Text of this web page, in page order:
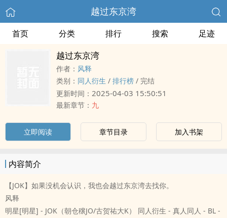
越过东京湾
首页 分类 排行 搜索 足迹
越过东京湾
作者： 风释
类别： ‍‎同‌人‍‌‎衍生 / 排行榜 / 完结
更新时间： 2025-04-03 15:50:51
最新章节： 九
立即阅读 章节目录 加入书架
内容简介
【JOK】如果没机会认识，我也会越过东京湾去找你。
风释
明星[明星] - JOK（朝仓穣JO/古贺祐大K） ‍‎同‌人‍‌‎衍生 - 真人‍‎同‌人‍‌‎ - BL -